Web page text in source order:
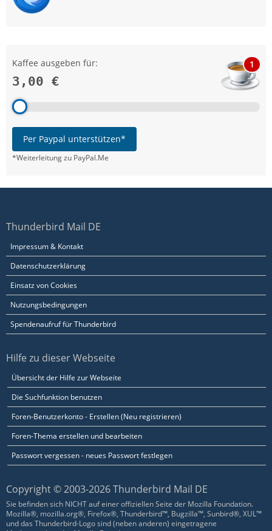
Kaffee ausgeben für:
3,00 €
1
Per Paypal unterstützen*
*Weiterleitung zu PayPal.Me
Thunderbird Mail DE
Impressum & Kontakt
Datenschutzerklärung
Einsatz von Cookies
Nutzungsbedingungen
Spendenaufruf für Thunderbird
Hilfe zu dieser Webseite
Übersicht der Hilfe zur Webseite
Die Suchfunktion benutzen
Foren-Benutzerkonto - Erstellen (Neu registrieren)
Foren-Thema erstellen und bearbeiten
Passwort vergessen - neues Passwort festlegen
Copyright © 2003-2026 Thunderbird Mail DE
Sie befinden sich NICHT auf einer offiziellen Seite der Mozilla Foundation.
Mozilla®, mozilla.org®, Firefox®, Thunderbird™, Bugzilla™, Sunbird®, XUL™
und das Thunderbird-Logo sind (neben anderen) eingetragene